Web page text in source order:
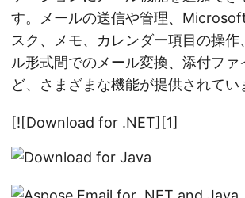
す。メールの送信や管理、
スク、メモ、カレンダー項目の操作
ル形式間でのメール変換、添付ファ
ど、さまざまな機能が提供されてい
[![Download for .NET][1]